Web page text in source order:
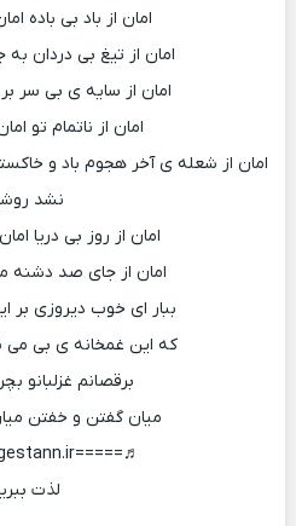
امان از باد بی باده
امان از تیغ بی دردان
امان از سایه ی بی سر بر
امان از ناتمام تو
امان از شعله ی آخر هجوم باد و
نشد
امان از روز بی دریا
امان از جای صد دشنه
ببار ای خوب دیروزی بر
که این غمخانه ی بی می
برقصانم غزلبانو
میان گفتن و خفتن
♬=====songestann.ir====♬
لذت